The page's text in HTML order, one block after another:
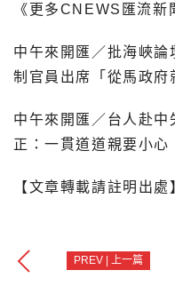
《更多CNEWS匯流新
中午來開匯／批海峽
制官員出席「從馬政府
中午來開匯／台人赴
正：一貫道道親要小心
【文章轉載請註明出處
PREV | 上一篇